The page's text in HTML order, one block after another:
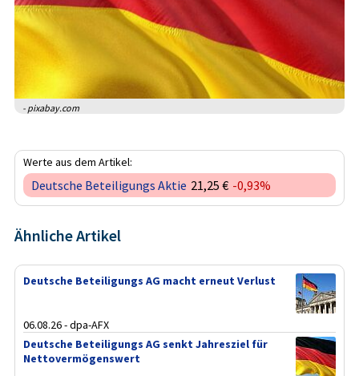
- pixabay.com
Werte aus dem Artikel:
Deutsche Beteiligungs Aktie 21,25 € -0,93%
Ähnliche Artikel
Deutsche Beteiligungs AG macht erneut Verlust
06.08.26 - dpa-AFX
Deutsche Beteiligungs AG senkt Jahresziel für
Nettovermögenswert